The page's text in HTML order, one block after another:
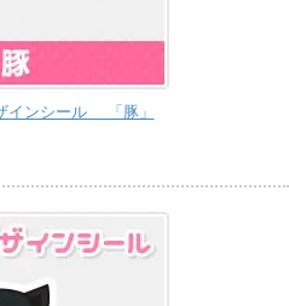
インシール 「豚」